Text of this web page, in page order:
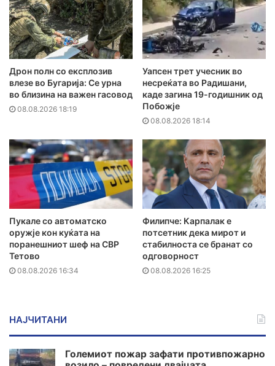
Дрон полн со експлозив
влезе во Бугарија: Се урна
во близина на важен гасовод
08.08.2026 18:19
Уапсен трет учесник во
несреќата во Радишани,
каде загина 19-годишник од
Побожје
08.08.2026 18:14
Пукале со автоматско
оружје кон куќата на
поранешниот шеф на СВР
Тетово
08.08.2026 16:34
Филипче: Карпалак е
потсетник дека мирот и
стабилноста се бранат со
одговорност
08.08.2026 16:25
НАЈЧИТАНИ
Големиот пожар зафати противпожарно